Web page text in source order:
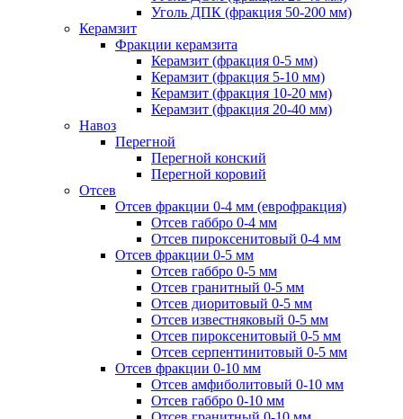
Уголь ДПК (фракция 50-200 мм)
Керамзит
Фракции керамзита
Керамзит (фракция 0-5 мм)
Керамзит (фракция 5-10 мм)
Керамзит (фракция 10-20 мм)
Керамзит (фракция 20-40 мм)
Навоз
Перегной
Перегной конский
Перегной коровий
Отсев
Отсев фракции 0-4 мм (еврофракция)
Отсев габбро 0-4 мм
Отсев пироксенитовый 0-4 мм
Отсев фракции 0-5 мм
Отсев габбро 0-5 мм
Отсев гранитный 0-5 мм
Отсев диоритовый 0-5 мм
Отсев известняковый 0-5 мм
Отсев пироксенитовый 0-5 мм
Отсев серпентинитовый 0-5 мм
Отсев фракции 0-10 мм
Отсев амфиболитовый 0-10 мм
Отсев габбро 0-10 мм